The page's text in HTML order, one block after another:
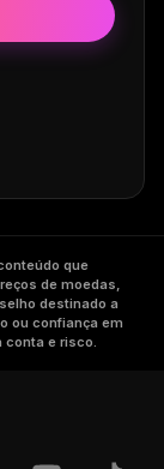
que
de moedas,
destinado a
ou confiança em
conta e risco.